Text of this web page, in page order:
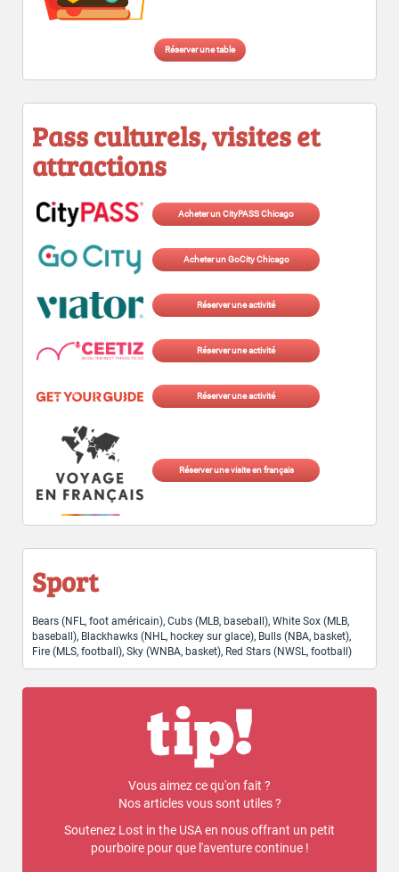
Réserver une table
Pass culturels, visites et
attractions
Acheter un CityPASS Chicago
Acheter un GoCity Chicago
Réserver une activité
Réserver une activité
Réserver une activité
Réserver une visite en français
Sport
Bears (NFL, foot américain), Cubs (MLB, baseball), White Sox (MLB,
baseball), Blackhawks (NHL, hockey sur glace), Bulls (NBA, basket),
Fire (MLS, football), Sky (WNBA, basket), Red Stars (NWSL, football)
Vous aimez ce qu'on fait ?
Nos articles vous sont utiles ?
Soutenez Lost in the USA en nous offrant un petit
pourboire pour que l'aventure continue !